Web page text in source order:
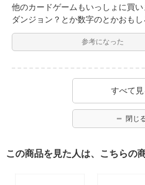
他のカードゲームもいっしょに買
ダンジョン？とか数字のとかおもし
参考になった
すべて見
閉じ
この商品を見た人は、こちらの